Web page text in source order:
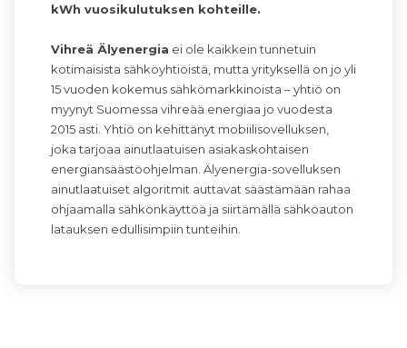
kWh vuosikulutuksen kohteille.
Vihreä Älyenergia ei ole kaikkein tunnetuin
kotimaisista sähköyhtiöistä, mutta yrityksellä on jo yli
15 vuoden kokemus sähkömarkkinoista – yhtiö on
myynyt Suomessa vihreää energiaa jo vuodesta
2015 asti. Yhtiö on kehittänyt mobiilisovelluksen,
joka tarjoaa ainutlaatuisen asiakaskohtaisen
energiansäästöohjelman. Älyenergia-sovelluksen
ainutlaatuiset algoritmit auttavat säästämään rahaa
ohjaamalla sähkönkäyttöä ja siirtämällä sähköauton
latauksen edullisimpiin tunteihin.